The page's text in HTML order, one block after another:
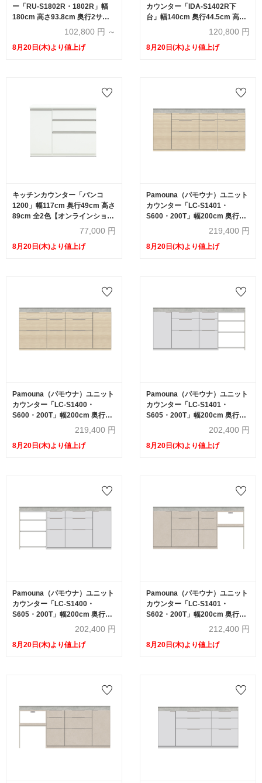
ー「RU-S1802R・1802R」幅
180cm 高さ93.8cm 奥行2サイ
ズ（44.5cm・50cm）全4色
102,800 円 ～
8月20日(木)より値上げ
カウンター「IDA-S1402R下
台」幅140cm 奥行44.5cm 高さ
93.8cm ハイカウンター 家電収
納下オープンタイプ 全3色
120,800 円
8月20日(木)より値上げ
キッチンカウンター「バンコ
1200」幅117cm 奥行49cm 高さ
89cm 全2色【オンラインショッ
77,000 円
8月20日(木)より値上げ
Pamouna（パモウナ）ユニット
カウンター「LC-S1401・
S600・200T」幅200cm 奥行
46cm 高さ92.7cm 引出し+扉収
納（扉：向かって左） 引出し収
納 下台全4色 天板全2色
219,400 円
8月20日(木)より値上げ
Pamouna（パモウナ）ユニット
カウンター「LC-S1400・
S600・200T」幅200cm 奥行
46cm 高さ92.7cm 引出し+扉収
納（扉：向かって右） 引出し収
納 下台全4色 天板全2色
219,400 円
8月20日(木)より値上げ
Pamouna（パモウナ）ユニット
カウンター「LC-S1401・
S605・200T」幅200cm 奥行
46cm 高さ92.7cm 引出し+扉収
納（扉：向かって左） サイドラ
ック 下台全4色 天板全2色
202,400 円
8月20日(木)より値上げ
Pamouna（パモウナ）ユニット
カウンター「LC-S1400・
S605・200T」幅200cm 奥行
46cm 高さ92.7cm 引出し+扉収
納（扉：向かって右） サイドラ
ック 下台全4色 天板全2色
202,400 円
8月20日(木)より値上げ
Pamouna（パモウナ）ユニット
カウンター「LC-S1401・
S602・200T」幅200cm 奥行
46cm 高さ92.7cm 引出し+扉収
納（扉：向かって左） 家電収納
下台全4色 天板全2色
212,400 円
8月20日(木)より値上げ